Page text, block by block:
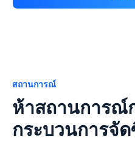
สถานการณ์
ห้าสถานการณ์
กระบวนการจั